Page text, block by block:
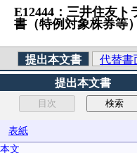
E12444：三井住友
書（特例対象株券等）
提出本文書
代替書
提出本文書